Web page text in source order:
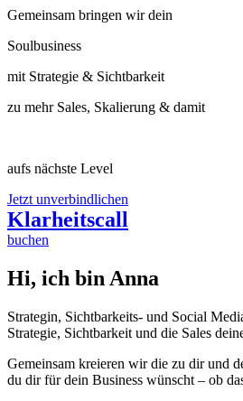
Gemeinsam bringen wir dein
Soulbusiness
mit Strategie & Sichtbarkeit
zu mehr Sales, Skalierung & damit
aufs nächste Level
Jetzt unverbindlichen
Klarheitscall
buchen
Hi, ich bin Anna
Strategin, Sichtbarkeits- und Social
Strategie, Sichtbarkeit und die Sales
Gemeinsam kreieren wir die zu dir und
du dir für dein Business wünscht – ob